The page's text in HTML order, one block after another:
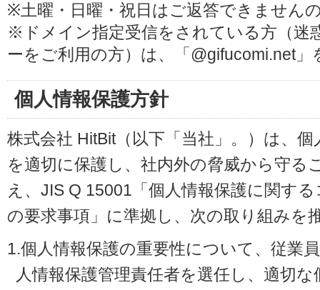
※土曜・日曜・祝日はご返答できません
※ドメイン指定受信をされている方（迷
ーをご利用の方）は、「@gifucomi.net
個人情報保護方針
株式会社 HitBit（以下「当社」。）は、
を適切に保護し、社内外の脅威から守る
え、JIS Q 15001「個人情報保護に関す
の要求事項」に準拠し、次の取り組みを
1.個人情報保護の重要性について、従業
人情報保護管理責任者を選任し、適切